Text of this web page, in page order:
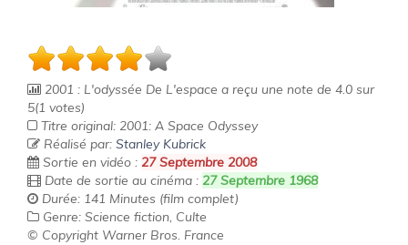
2001 : L'odyssée De L'espace a reçu une note de 4.0 sur
5(1 votes)
Titre original: 2001: A Space Odyssey
Réalisé par: Stanley Kubrick
Sortie en vidéo : 27 Septembre 2008
Date de sortie au cinéma : 27 Septembre 1968
Durée: 141 Minutes (film complet)
Genre: Science fiction, Culte
© Copyright Warner Bros. France